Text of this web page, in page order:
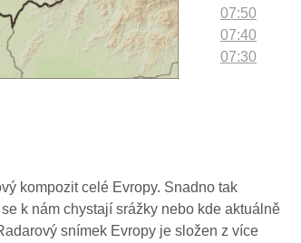
07:50
07:40
07:30
06:30
06:20
06:10
kompozit celé Evropy. Snadno tak
k nám chystají srážky nebo kde aktuálně
snímek Evropy je složen z více